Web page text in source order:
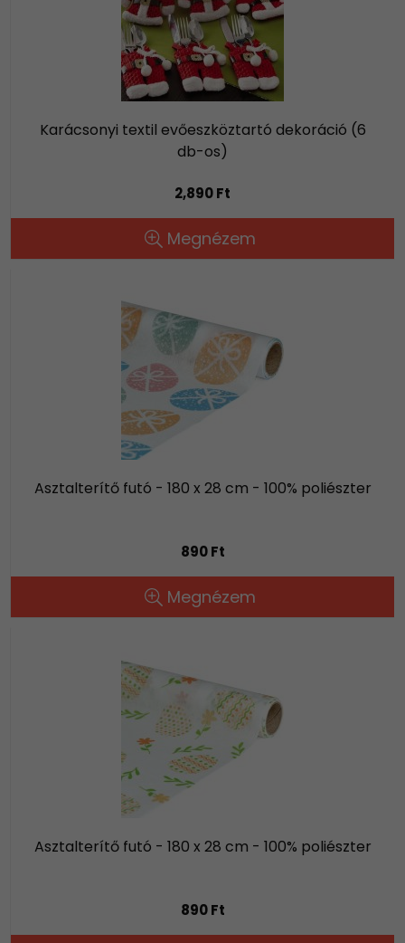
Karácsonyi textil evőeszköztartó dekoráció (6
db-os)
2,890 Ft
Megnézem
Asztalterítő futó - 180 x 28 cm - 100% poliészter
890 Ft
Megnézem
Asztalterítő futó - 180 x 28 cm - 100% poliészter
890 Ft